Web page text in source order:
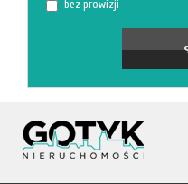
bez prowizji